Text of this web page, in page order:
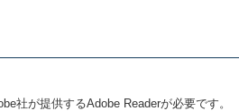
社が提供するAdobe Readerが必要です。